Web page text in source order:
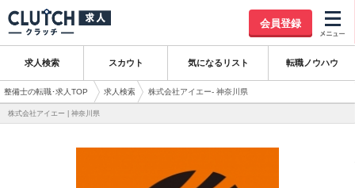
会員登録
求人検索 スカウト 気になるリスト 転職ノウハウ
整備士の転職･求人TOP 求人検索 株式会社アイエー- 神奈川県
株式会社アイエー | 神奈川県